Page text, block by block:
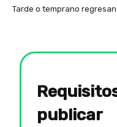
Tarde o temprano regresan